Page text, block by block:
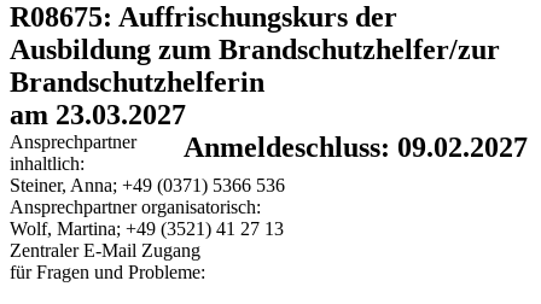
R08675: Auffrischungskurs der
Ausbildung zum Brandschutzhelfer/zur
Brandschutzhelferin
am 23.03.2027
Anmeldeschluss: 09.02.2027
Ansprechpartner
inhaltlich:
Steiner, Anna; +49 (0371) 5366 536
Ansprechpartner organisatorisch:
Wolf, Martina; +49 (3521) 41 27 13
Zentraler E-Mail Zugang
für Fragen und Probleme: